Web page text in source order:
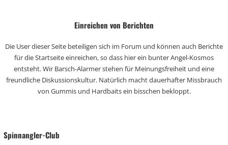
Einreichen von Berichten
Die User dieser Seite beteiligen sich im Forum und können auch Berichte
für die Startseite einreichen, so dass hier ein bunter Angel-Kosmos
entsteht. Wir Barsch-Alarmer stehen für Meinungsfreiheit und eine
freundliche Diskussionskultur. Natürlich macht dauerhafter Missbrauch
von Gummis und Hardbaits ein bisschen bekloppt.
Spinnangler-Club